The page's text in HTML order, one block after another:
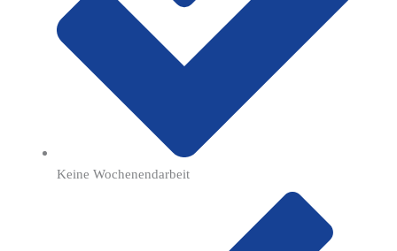
Keine Wochenendarbeit